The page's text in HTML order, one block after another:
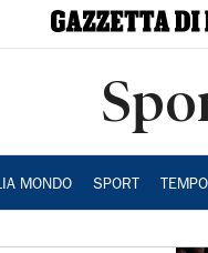
MONDO SPORT